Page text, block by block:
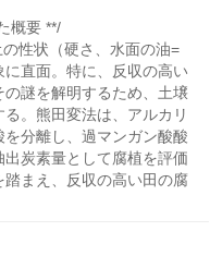
概要 **/
性状（硬さ、水面の油=
直面。特に、反収の高い
謎を解明するため、土壌
。熊田変法は、アルカリ
分離し、過マンガン酸酸
炭素量として腐植を評価
まえ、反収の高い田の腐